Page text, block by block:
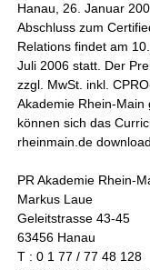
Hanau, 26. Januar
Abschluss zum
Relations findet am
Juli 2006 statt. Der
zzgl. MwSt. inkl.
Akademie Rhein-
können sich das
rheinmain.de
PR Akademie Rhein-
Markus Laue
Geleitstrasse 43-45
63456 Hanau
T : 0 1 77 / 77 48 128